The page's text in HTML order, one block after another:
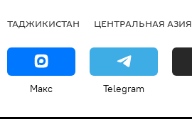
ТАДЖИКИСТАН ЦЕНТРАЛЬНАЯ АЗИЯ
Макс Telegram